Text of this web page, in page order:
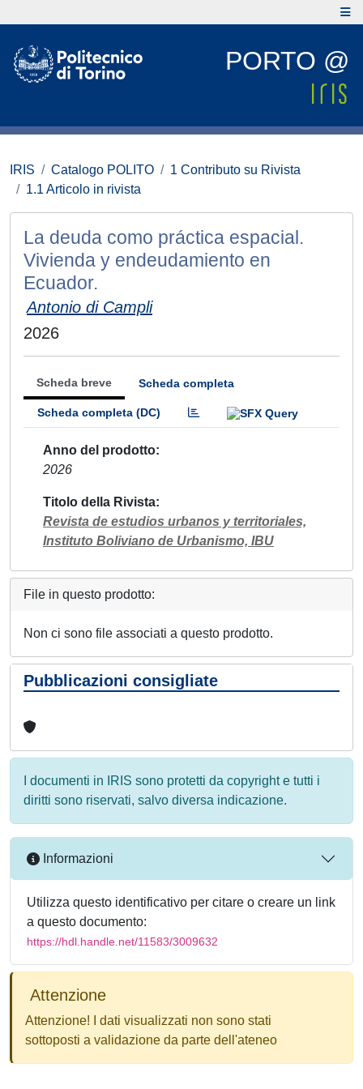
PORTO @
IRIS Catalogo POLITO
1 Contributo su Rivista
1.1 Articolo in rivista
La deuda como práctica espacial.
Vivienda y endeudamiento en
Ecuador.
Antonio di Campli
2026
Scheda breve Scheda completa
Scheda completa (DC)
Anno del prodotto
2026
Titolo della Rivista
Revista de estudios urbanos y territoriales,
Instituto Boliviano de Urbanismo, IBU
File in questo prodotto:
Non ci sono file associati a questo prodotto.
Pubblicazioni consigliate
I documenti in IRIS sono protetti da copyright e tutti i
diritti sono riservati, salvo diversa indicazione.
Informazioni
Utilizza questo identificativo per citare o creare un link
a questo documento:
https://hdl.handle.net/11583/3009632
Attenzione
Attenzione! I dati visualizzati non sono stati
sottoposti a validazione da parte dell'ateneo